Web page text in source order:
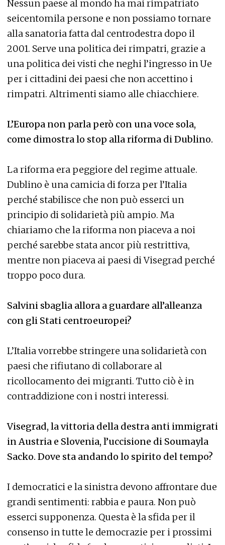
Nessun paese al mondo ha mai rimpatriato
seicentomila persone e non possiamo tornare
alla sanatoria fatta dal centrodestra dopo il
2001. Serve una politica dei rimpatri, grazie a
una politica dei visti che neghi l’ingresso in Ue
per i cittadini dei paesi che non accettino i
rimpatri. Altrimenti siamo alle chiacchiere.
L’Europa non parla però con una voce sola,
come dimostra lo stop alla riforma di Dublino.
La riforma era peggiore del regime attuale.
Dublino è una camicia di forza per l’Italia
perché stabilisce che non può esserci un
principio di solidarietà più ampio. Ma
chiariamo che la riforma non piaceva a noi
perché sarebbe stata ancor più restrittiva,
mentre non piaceva ai paesi di Visegrad perché
troppo poco dura.
Salvini sbaglia allora a guardare all’alleanza
con gli Stati centroeuropei?
L’Italia vorrebbe stringere una solidarietà con
paesi che rifiutano di collaborare al
ricollocamento dei migranti. Tutto ciò è in
contraddizione con i nostri interessi.
Visegrad, la vittoria della destra anti immigrati
in Austria e Slovenia, l’uccisione di Soumayla
Sacko. Dove sta andando lo spirito del tempo?
I democratici e la sinistra devono affrontare due
grandi sentimenti: rabbia e paura. Non può
esserci supponenza. Questa è la sfida per il
consenso in tutte le democrazie per i prossimi